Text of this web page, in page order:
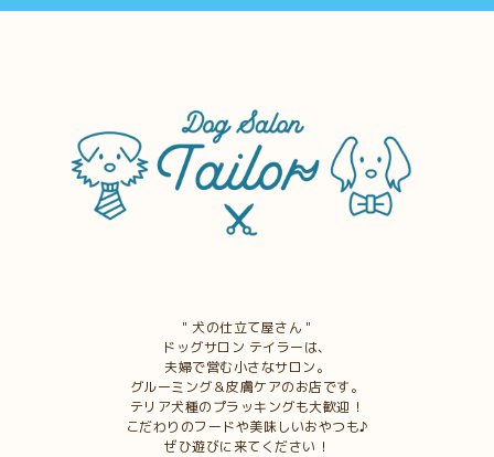
＂犬の仕立て屋さん＂
ドッグサロン テイラーは、
夫婦で営む小さなサロン。
グルーミング＆皮膚ケアのお店です。
テリア犬種のプラッキングも大歓迎！
こだわりのフードや美味しいおやつも♪
ぜひ遊びに来てください！